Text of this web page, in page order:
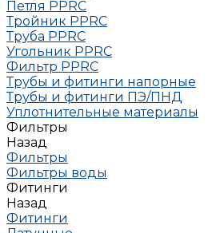
Петля РРRC
Тройник РРRC
Труба РРRC
Угольник РРRC
Фильтр PPRC
Трубы и фитинги напорные
Трубы и фитинги ПЭ/ПНД
Уплотнительные материалы
Фильтры
Назад
Фильтры
Фильтры воды
Фитинги
Назад
Фитинги